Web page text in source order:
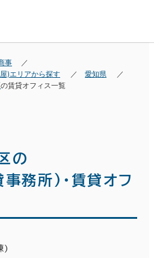
事
)エリアから探す
愛知県
の賃貸オフィス一覧
の
務所)・賃貸オフ
)